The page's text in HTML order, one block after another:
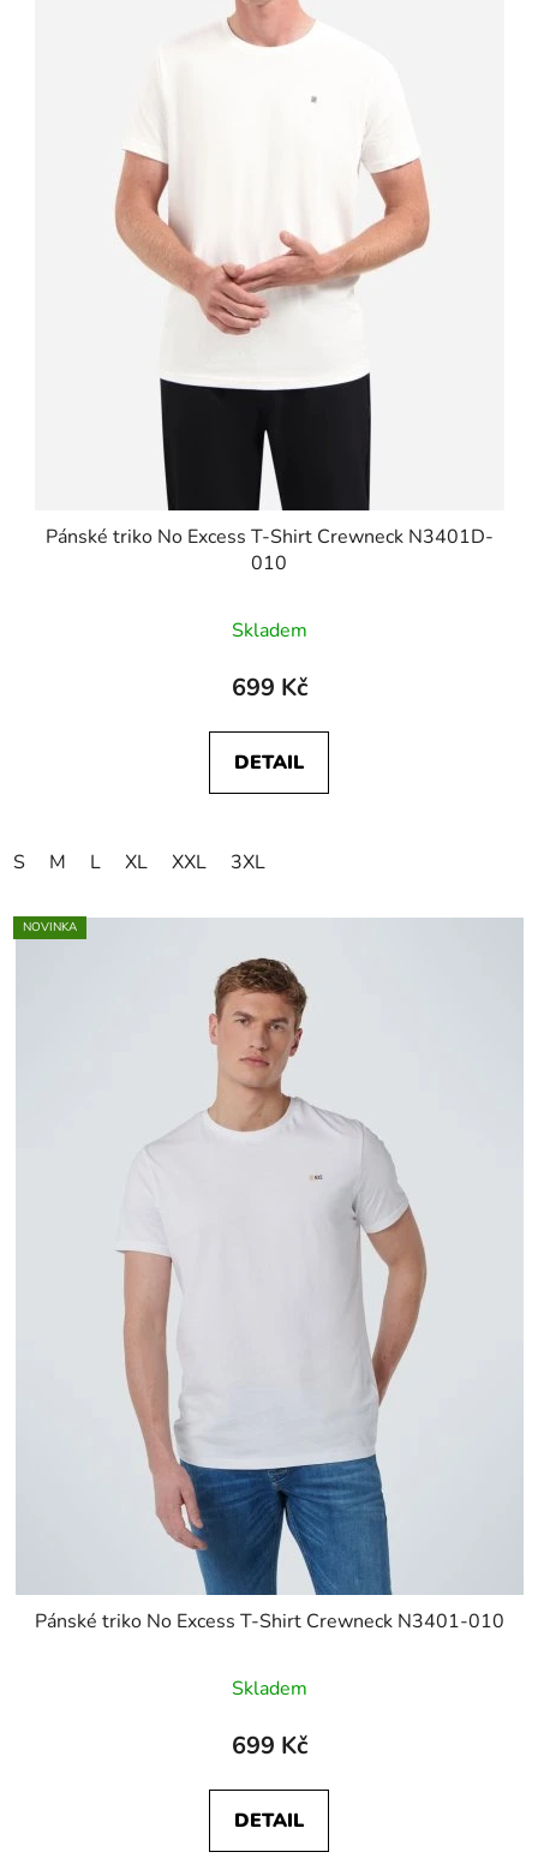
Pánské triko No Excess T-Shirt Crewneck N3401D-
010
Skladem
699 Kč
DETAIL
S M L XL XXL 3XL
NOVINKA
Pánské triko No Excess T-Shirt Crewneck N3401-010
Skladem
699 Kč
DETAIL